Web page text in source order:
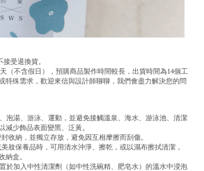
受退換貨。
（不含假日），預購商品製作時間較長，出貨時間為14個工
特殊需求，歡迎來信與設計師聊聊，我們會盡力解決您的問
泡湯、游泳、運動，並避免接觸溫泉、海水、游泳池、清潔
減少飾品表面變黑、泛黃。
收納，並獨立存放，避免因互相摩擦而刮傷。
妝保養品時，可用清水沖淨、擦乾，或以濕布擦拭清潔，
納盒。
於加入中性清潔劑（如中性洗碗精、肥皂水）的溫水中浸泡